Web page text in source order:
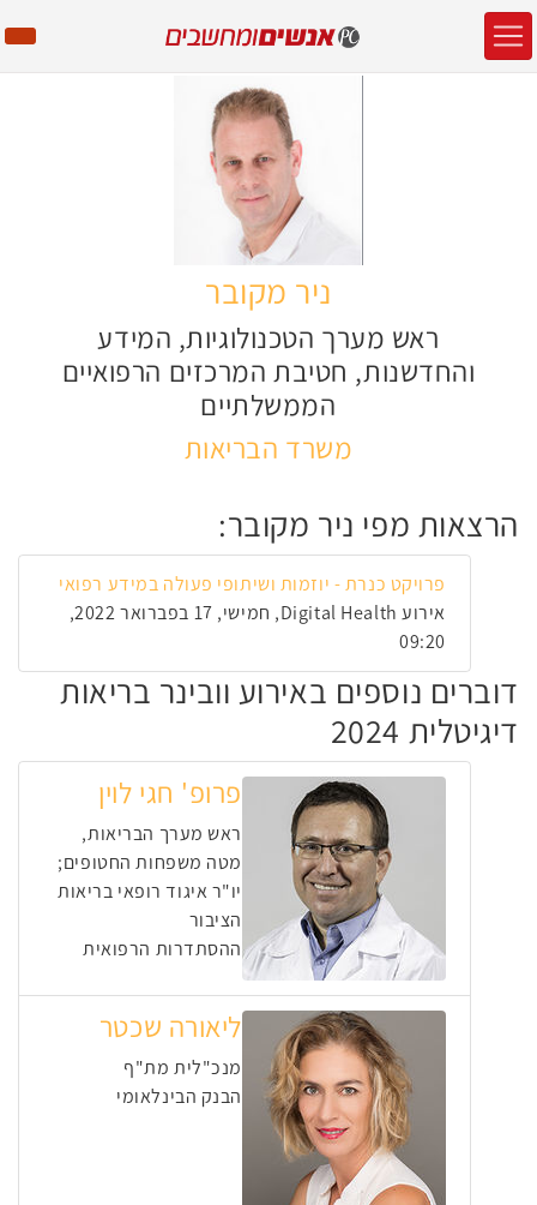
ניר מקובר
ראש מערך הטכנולוגיות, המידע
והחדשנות, חטיבת המרכזים הרפואיים
הממשלתיים
משרד הבריאות
הרצאות מפי ניר מקובר:
פרויקט כנרת - יוזמות ושיתופי פעולה במידע רפואי
אירוע Digital Health, חמישי, 17 בפברואר 2022,
09:20
דוברים נוספים באירוע וובינר בריאות
דיגיטלית 2024
פרופ' חגי לוין
ראש מערך הבריאות,
מטה משפחות החטופים;
יו"ר איגוד רופאי בריאות
הציבור
ההסתדרות הרפואית
ליאורה שכטר
מנכ"לית מת"ף
הבנק הבינלאומי